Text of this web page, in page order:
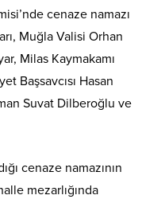
cenaze namazı
Muğla Valisi Orhan
Milas Kaymakamı
Başsavcısı Hasan
Suvat Dilberoğlu ve
cenaze namazının
mezarlığında